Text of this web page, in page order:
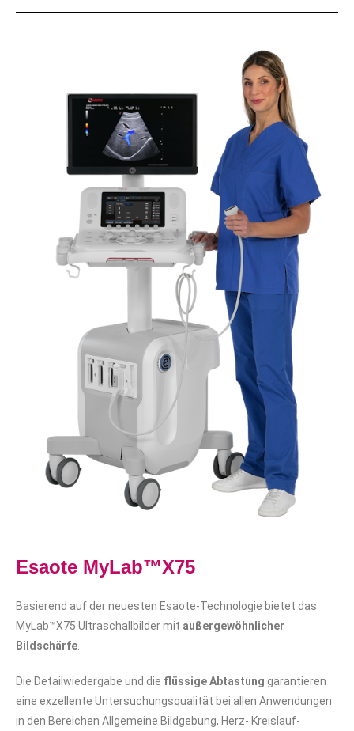
Esaote MyLab™X75
Basierend auf der neuesten Esaote-Technologie bietet das
MyLab™X75 Ultraschallbilder mit außergewöhnlicher
Bildschärfe
Die Detailwiedergabe und die flüssige Abtastung garantieren
eine exzellente Untersuchungsqualität bei allen Anwendungen
in den Bereichen Allgemeine Bildgebung, Herz- Kreislauf-